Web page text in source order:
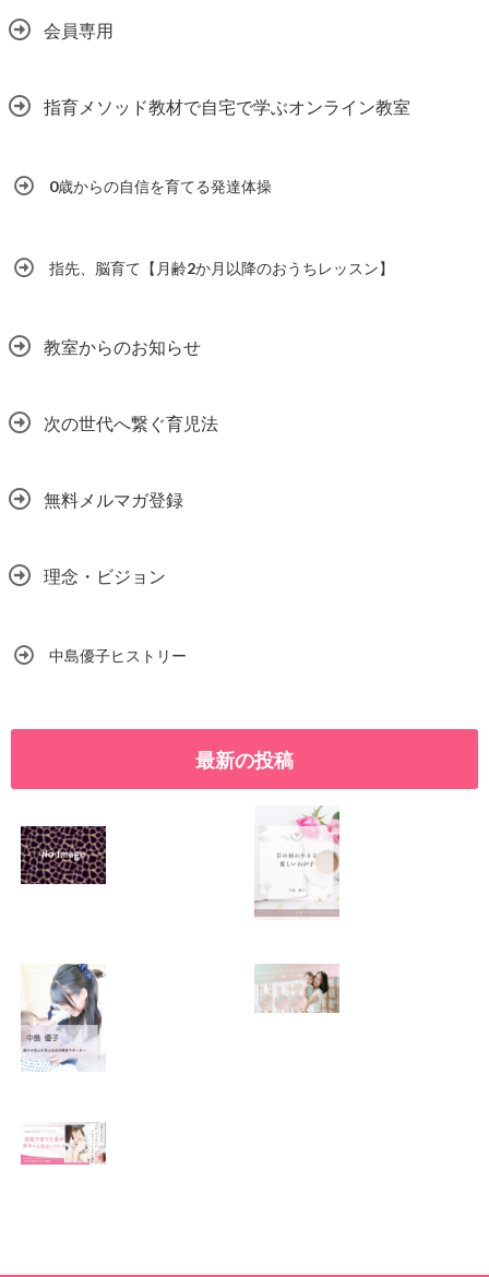
会員専用
指育メソッド教材で自宅で学ぶオンライン教室
0歳からの自信を育てる発達体操
指先、脳育て【月齢2か月以降のおうちレッスン】
教室からのお知らせ
次の世代へ繋ぐ育児法
無料メルマガ登録
理念・ビジョン
中島優子ヒストリー
最新の投稿
2026.01.11 2026.01.08
りますように
2026.01.06